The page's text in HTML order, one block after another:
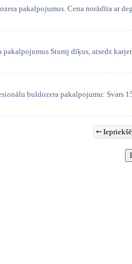
pakalpojumus. Cena norādīta ar
pakalpojumus Stumj dīķus, atsedz
buldozera pakalpojumu: Svars